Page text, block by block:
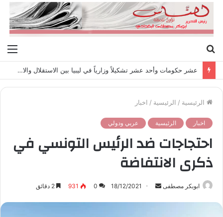
عن
عشر حكومات وأحد عشر تشكيلاً وزارياً في ليبيا بين الاستقلال والانقلاب (1951 – 1969)
الرئيسية / الرئيسية / اخبار
اخبار الرئيسية عربي ودولي
احتجاجات ضد الرئيس التونسي في
ذكرى الانتفاضة
ابوبكر مصطفى 18/12/2021
0
931